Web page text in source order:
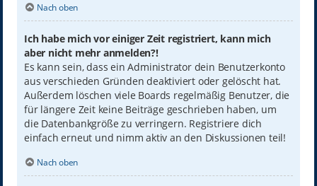
Nach oben
Ich habe mich vor einiger Zeit registriert, kann mich
aber nicht mehr anmelden?!
Es kann sein, dass ein Administrator dein Benutzerkonto
aus verschieden Gründen deaktiviert oder gelöscht hat.
Außerdem löschen viele Boards regelmäßig Benutzer, die
für längere Zeit keine Beiträge geschrieben haben, um
die Datenbankgröße zu verringern. Registriere dich
einfach erneut und nimm aktiv an den Diskussionen teil!
Nach oben